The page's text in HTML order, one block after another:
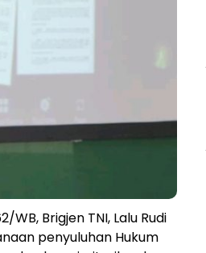
WB, Brigjen TNI, Lalu Rudi
penyuluhan Hukum